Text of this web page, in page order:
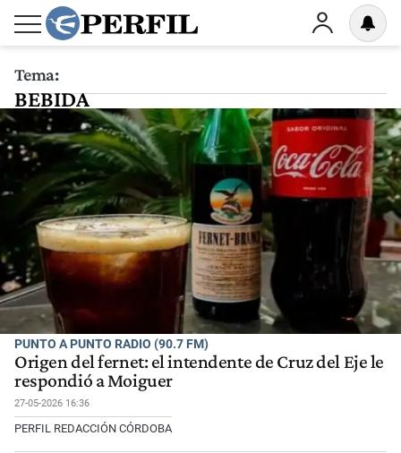
Tema:
BEBIDA
PUNTO A PUNTO RADIO (90.7 FM)
Origen del fernet: el intendente de Cruz del Eje le
respondió a Moiguer
27-05-2026 16:36
PERFIL REDACCIÓN CÓRDOBA